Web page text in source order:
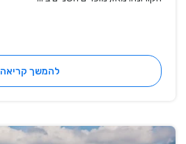
להמשך קריאה